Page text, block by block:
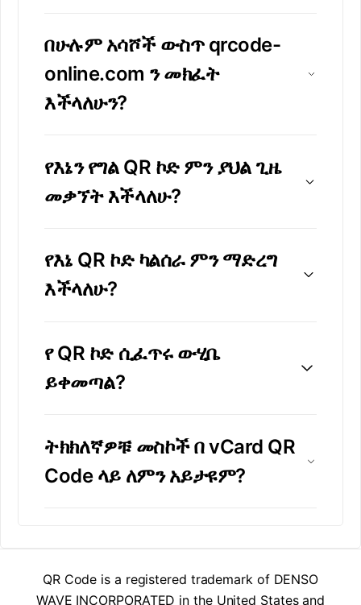
በሁሉም አሳሾች ውስጥ qrcode-
online.com ን መክፈት
እችላለሁን?
የእኔን የግል QR ኮድ ምን ያህል ጊዜ
መቃኘት እችላለሁ?
የእኔ QR ኮድ ካልሰራ ምን ማድረግ
እችላለሁ?
የ QR ኮድ ሲፈጥሩ ውሂቤ
ይቀመጣል?
ትክክለኛዎቹ መስኮች በ vCard QR
Code ላይ ለምን አይታዩም?
QR Code is a registered trademark of DENSO
WAVE INCORPORATED in the United States and